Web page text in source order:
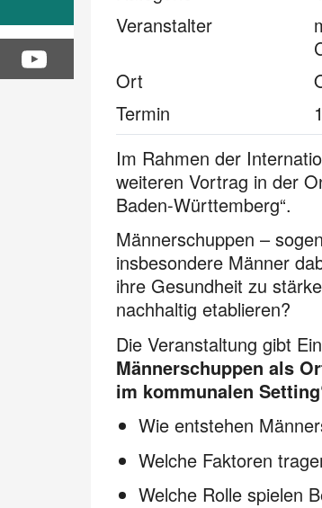
Veranstalter
Ort
Termin
Im Rahmen der
weiteren Vortrag in der
Baden-Württemberg“.
Männerschuppen –
insbesondere Männer
ihre Gesundheit zu
nachhaltig etablieren?
Die Veranstaltung gibt
Männerschuppen als
im kommunalen
Wie entstehen
Welche Faktoren
Welche Rolle spielen